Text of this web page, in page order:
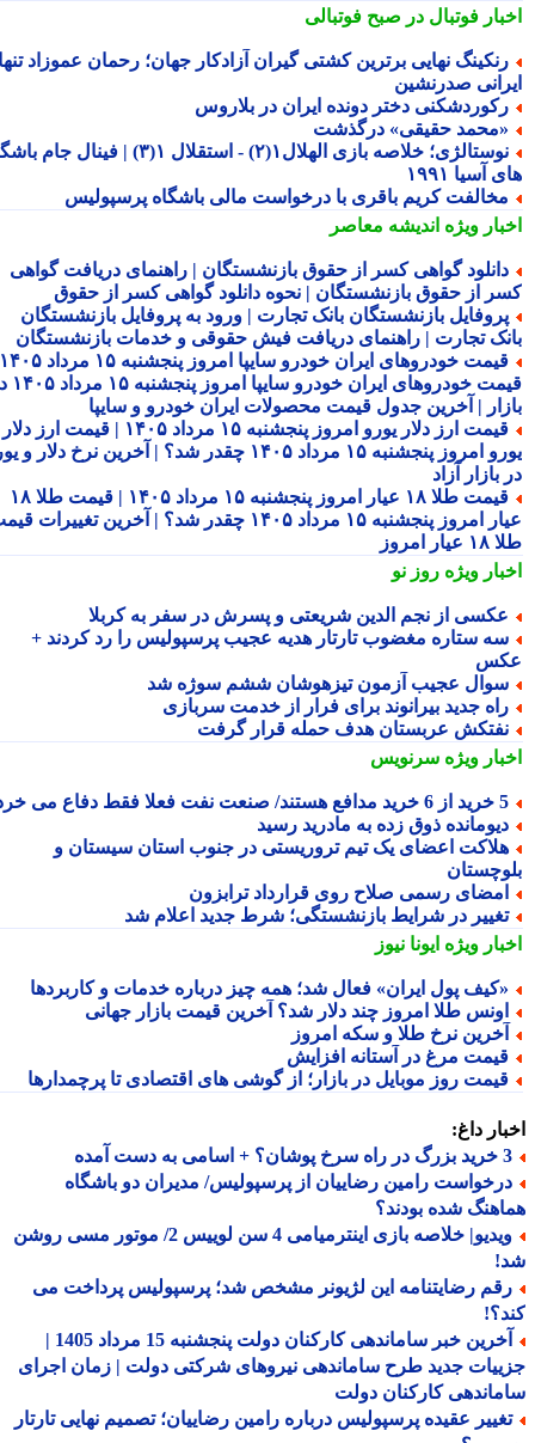
فوتبال در صبح فوتبالی
نهایی برترین کشتی گیران آزادکار جهان؛ رحمان عموزاد تنها
صدرنشین
دختر دونده ایران در بلاروس
حقیقی» درگذشت
نوستالژی؛ خلاصه بازی الهلال۱(۲) - استقلال ۱(۳) | فینال جام باشگاه
آسیا ۱۹۹۱
کریم باقری با درخواست مالی باشگاه پرسپولیس
ویژهاندیشه معاصر
گواهی کسر از حقوق بازنشستگان | راهنمای دریافت گواهی
از حقوق بازنشستگان | نحوه دانلود گواهی کسر از حقوق
بازنشستگان بانک تجارت | ورود به پروفایل بازنشستگان
تجارت | راهنمای دریافت فیش حقوقی و خدمات بازنشستگان
قیمت خودروهای ایران خودرو سایپا امروز پنجشنبه ۱۵ مرداد ۱۴۰۵ |
قیمت خودروهای ایران خودرو سایپا امروز پنجشنبه ۱۵ مرداد ۱۴۰۵ در
| آخرین جدول قیمت محصولات ایران خودرو و سایپا
قیمت ارز دلار یورو امروز پنجشنبه ۱۵ مرداد ۱۴۰۵ | قیمت ارز دلار
یورو امروز پنجشنبه ۱۵ مرداد ۱۴۰۵ چقدر شد؟ | آخرین نرخ دلار و یورو
آزاد
قیمت طلا ۱۸ عیار امروز پنجشنبه ۱۵ مرداد ۱۴۰۵ | قیمت طلا ۱۸
عیار امروز پنجشنبه ۱۵ مرداد ۱۴۰۵ چقدر شد؟ | آخرین تغییرات قیمت
امروز
ویژهروز نو
از نجم الدین شریعتی و پسرش در سفر به کربلا
ستاره مغضوب تارتار هدیه عجیب پرسپولیس را رد کردند +
عجیب آزمون تیزهوشان ششم سوژه شد
جدید بیرانوند برای فرار از خدمت سربازی
عربستان هدف حمله قرار گرفت
ویژهسرنویس
ذوق زده به مادرید رسید
اعضای یک تیم تروریستی در جنوب استان سیستان و
رسمی صلاح روی قرارداد ترابزون
در شرایط بازنشستگی؛ شرط جدید اعلام شد
ویژهایونا نیوز
پول ایران» فعال شد؛ همه چیز درباره خدمات و کاربردها
طلا امروز چند دلار شد؟ آخرین قیمت بازار جهانی
نرخ طلا و سکه امروز
مرغ در آستانه افزایش
روز موبایل در بازار؛ از گوشی های اقتصادی تا پرچمدارها
داغ:
رامین رضاییان از پرسپولیس/ مدیران دو باشگاه
شده بودند؟
ویدیو| خلاصه بازی اینترمیامی 4 سن لوییس 2/ موتور مسی روشن
رضایتنامه این لژیونر مشخص شد؛ پرسپولیس پرداخت می
آخرین خبر ساماندهی کارکنان دولت پنجشنبه 15 مرداد 1405 |
جدید طرح ساماندهی نیروهای شرکتی دولت | زمان اجرای
کارکنان دولت
عقیده پرسپولیس درباره رامین رضاییان؛ تصمیم نهایی تارتار